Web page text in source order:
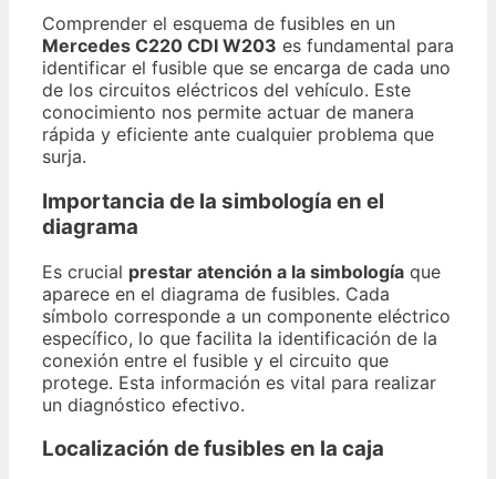
Comprender el esquema de fusibles en un
Mercedes C220 CDI W203 es fundamental para
identificar el fusible que se encarga de cada uno
de los circuitos eléctricos del vehículo. Este
conocimiento nos permite actuar de manera
rápida y eficiente ante cualquier problema que
surja.
Importancia de la simbología en el
diagrama
Es crucial prestar atención a la simbología que
aparece en el diagrama de fusibles. Cada
símbolo corresponde a un componente eléctrico
específico, lo que facilita la identificación de la
conexión entre el fusible y el circuito que
protege. Esta información es vital para realizar
un diagnóstico efectivo.
Localización de fusibles en la caja